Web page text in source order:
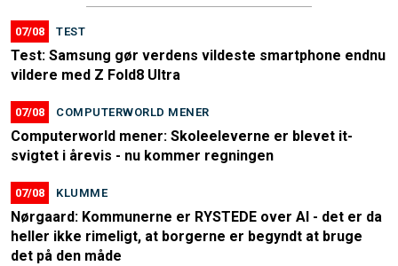
07/08 TEST
Test: Samsung gør verdens vildeste smartphone endnu
vildere med Z Fold8 Ultra
07/08 COMPUTERWORLD MENER
Computerworld mener: Skoleeleverne er blevet it-
svigtet i årevis - nu kommer regningen
07/08 KLUMME
Nørgaard: Kommunerne er RYSTEDE over AI - det er da
heller ikke rimeligt, at borgerne er begyndt at bruge
det på den måde